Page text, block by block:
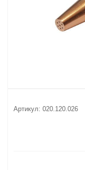
Артикул: 020.120.026